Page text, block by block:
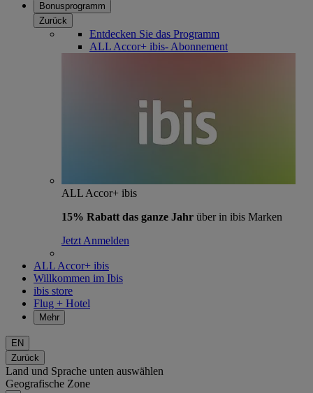
Bonusprogramm
Zurück
Entdecken Sie das Programm
ALL Accor+ ibis- Abonnement
ALL Accor+ ibis
15% Rabatt das ganze Jahr über in ibis Marken
Jetzt Anmelden
ALL Accor+ ibis
Willkommen im Ibis
ibis store
Flug + Hotel
Mehr
EN
Zurück
Land und Sprache unten auswählen
Geografische Zone